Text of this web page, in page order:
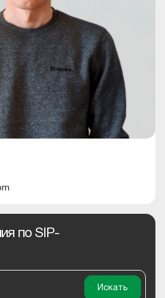
по SIP-